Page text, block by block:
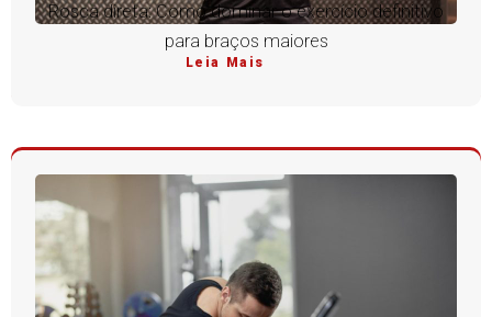
Rosca direta: Como dominar o exercício definitivo
para braços maiores
Leia Mais